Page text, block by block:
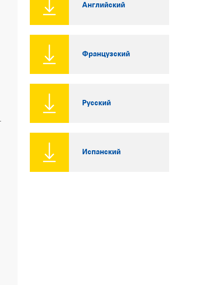
Английский
Французский
Русский
Испанский